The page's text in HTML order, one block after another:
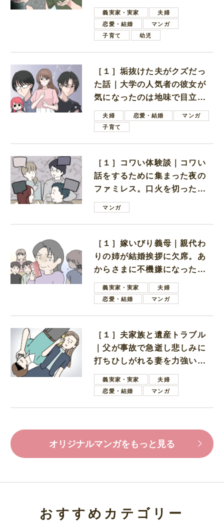
しいと言ってきた
義実家・実家
夫婦
恋愛・結婚
マンガ
子育て
幼児
［１］垢抜けた夫がクズだっ
た話｜大学の人気者の彼女が
気になったのは地味で目立た
ない男子学生
夫婦 恋愛・結婚
マンガ
子育て
［１］コワい体験談｜コワい
話をするために集まった夜の
ファミレス。口火を切ったの
は電車好きの男の子ママ
マンガ
［１］嫁いびり義母｜親代わ
りの姉が結婚挨拶に欠席。あ
からさまに不機嫌になった義
母義実家・実家
夫婦
恋愛・結婚
マンガ
［１］夫家族と遺産トラブル
｜父が事故で急逝し悲しみに
打ちひしがれる妻を力強い言
葉で励ます夫
義実家・実家
夫婦
恋愛・結婚
マンガ
オリジナルマンガをもっと見る
おすすめカテゴリー